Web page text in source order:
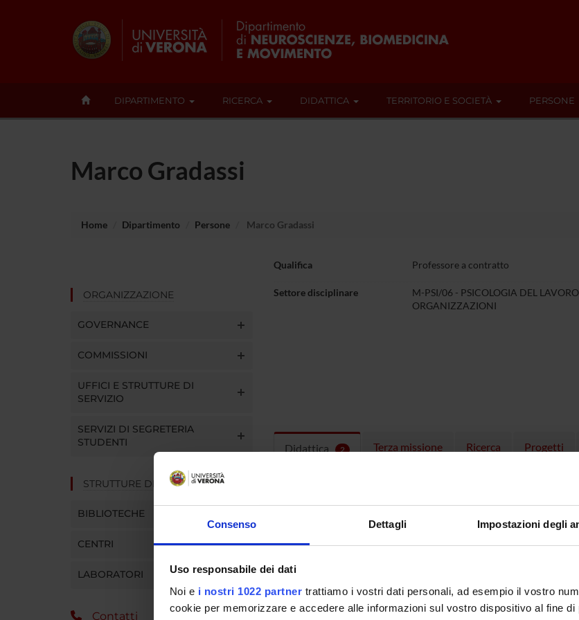
Consenso Dettagli Impostazioni degli
Uso responsabile dei dati
Noi e i nostri 1022 partner trattiamo i vostri dati personali, ad esempio il vostro
cookie per memorizzare e accedere alle informazioni sul vostro dispositivo al fine di
DIPARTIMENTO RICERCA DIDATTICA TERRITORIO E SOCIETÀ PERSONE
Marco Gradassi
Home Dipartimento Persone Marco Gradassi
ORGANIZZAZIONE
GOVERNANCE
COMMISSIONI
UFFICI E STRUTTURE DI
SERVIZIO
SERVIZI DI SEGRETERIA
STUDENTI
STRUTTURE DEL DIPARTIMENTO
BIBLIOTECHE
CENTRI
LABORATORI
Contatti
Qualifica Professore a contratto
Settore disciplinare
M-PSI/06 - PSICOLOGIA DEL LAVORO
ORGANIZZAZIONI
Didattica 2 Terza missione Ricerca Progetti
Insegnamenti attivi nel periodo selezionato:2.
CORSO NOME